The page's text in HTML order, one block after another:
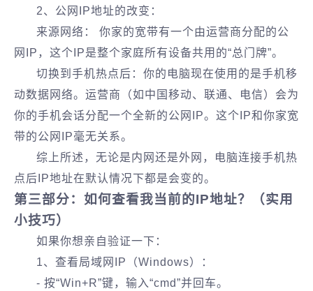
2、公网IP地址的改变：
来源网络： 你家的宽带有一个由运营商分配的公
网IP，这个IP是整个家庭所有设备共用的“总门牌”。
切换到手机热点后：你的电脑现在使用的是手机移
动数据网络。运营商（如中国移动、联通、电信）会为
你的手机会话分配一个全新的公网IP。这个IP和你家宽
带的公网IP毫无关系。
综上所述，无论是内网还是外网，电脑连接手机热
点后IP地址在默认情况下都是会变的。
第三部分：如何查看我当前的IP地址？（实用
小技巧）
如果你想亲自验证一下：
1、查看局域网IP（Windows）：
- 按“Win+R”键，输入“cmd”并回车。